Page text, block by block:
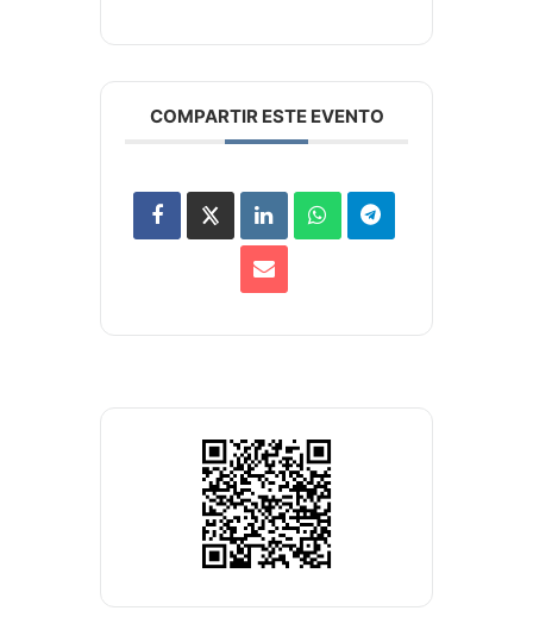
COMPARTIR ESTE EVENTO